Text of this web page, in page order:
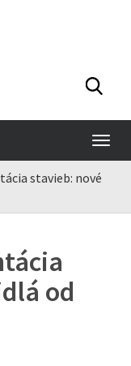
stavieb: nové
od